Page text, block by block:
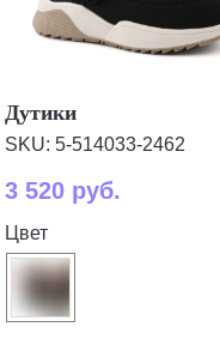
Дутики
SKU: 5-514033-2462
3 520 руб.
Цвет